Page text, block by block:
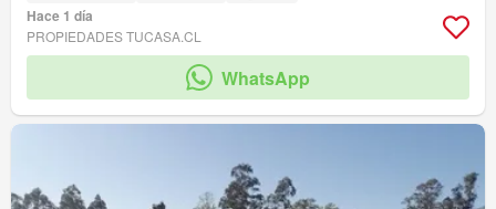
Hace 1 día
PROPIEDADES TUCASA.CL
WhatsApp